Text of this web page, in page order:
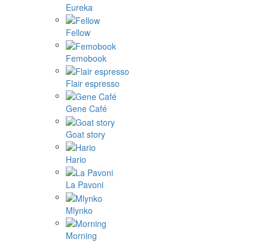
Eureka
Fellow
Femobook
Flair espresso
Gene Café
Goat story
Hario
La Pavoni
Mlynko
Morning